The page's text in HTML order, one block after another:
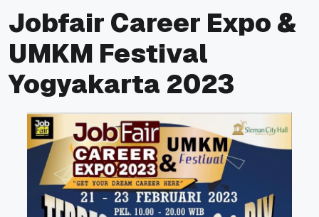
Jobfair Career Expo &
UMKM Festival
Yogyakarta 2023